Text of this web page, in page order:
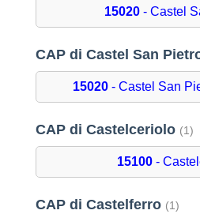
15020 - Castel
CAP di Castel San
15020 - Castel San
CAP di Castelceriolo (1)
15100-
CAP di Castelferro (1)